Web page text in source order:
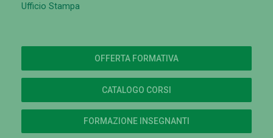
Ufficio Stampa
OFFERTA FORMATIVA
CATALOGO CORSI
FORMAZIONE INSEGNANTI